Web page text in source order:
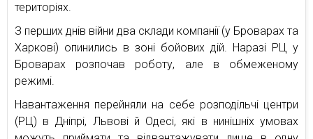
територіях.
З перших днів війни два склади компанії (у Броварах та
Харкові) опинились в зоні бойових дій. Наразі РЦ у
Броварах розпочав роботу, але в обмеженому
режимі.
Навантаження перейняли на себе розподільчі центри
(РЦ) в Дніпрі, Львові й Одесі, які в нинішніх умовах